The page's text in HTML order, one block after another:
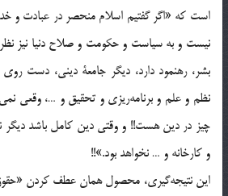
است‌ که‌ «اگر گفتیم‌ اسلام‌ منحصر در عبادت‌ و
نیست‌ و به‌ سیاست‌ و حکومت‌ و صلاح‌ دنیا نیز نظر
بشر، رهنمود دارد، دیگر جامعة‌ دینی، دست‌
نظم‌ و علم‌ و برنامه‌ریزی‌ و تحقیق‌ و …، وقعی‌
چیز در دین‌ هست!! و وقتی‌ دین‌ کامل‌ باشد دیگر
و کارخانه‌ و … نخواهد بود.»!!
این‌ نتیجه‌گیری، محصول‌ همان‌ عطف‌ کردن‌